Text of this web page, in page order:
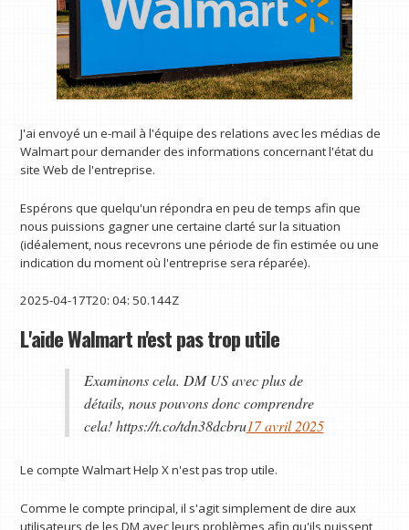
J'ai envoyé un e-mail à l'équipe des relations avec les médias de
Walmart pour demander des informations concernant l'état du
site Web de l'entreprise.
Espérons que quelqu'un répondra en peu de temps afin que
nous puissions gagner une certaine clarté sur la situation
(idéalement, nous recevrons une période de fin estimée ou une
indication du moment où l'entreprise sera réparée).
2025-04-17T20: 04: 50.144Z
L'aide Walmart n'est pas trop utile
Examinons cela. DM US avec plus de
détails, nous pouvons donc comprendre
cela! https://t.co/tdn38dcbru17 avril 2025
Le compte Walmart Help X n'est pas trop utile.
Comme le compte principal, il s'agit simplement de dire aux
utilisateurs de les DM avec leurs problèmes afin qu'ils puissent